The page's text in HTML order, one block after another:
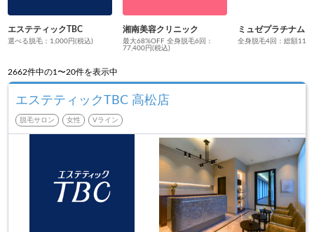
エステティックTBC
選べる脱毛：1,000円(税込)
湘南美容クリニック
最大68%OFF 全身脱毛6回：
77,400円(税込)
ミュゼプラチナム
全身脱毛4回：総額110
2662件中の1〜20件を表示中
エステティックTBC 高松店
脱毛サロン 女性 Vライン